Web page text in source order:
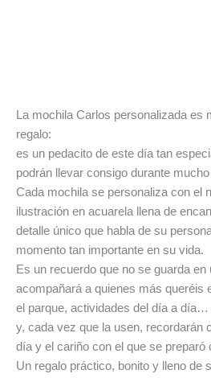
La mochila Carlos personalizada es
regalo:
es un pedacito de este día tan
podrán llevar consigo durante
Cada mochila se personaliza con el
ilustración en acuarela llena de
detalle único que habla de su
momento tan importante en su vida.
Es un recuerdo que no se guarda en
acompañará a quienes más queréis
el parque, actividades del día a día…
y, cada vez que la usen, recordarán
día y el cariño con el que se preparó
Un regalo práctico, bonito y lleno de